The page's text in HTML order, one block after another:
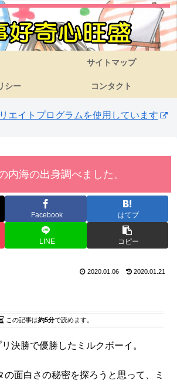
サイトマップ
シー コンタクト
エイトプログラムを使用しています
内海の出身調べました。
Facebook はてブ
LINE コピー
2020.01.06 2020.01.21
この記事は約5分で読めます。
決勝で優勝したミルクボーイ。
の面白さの秘密を探ろうと思って、ミ